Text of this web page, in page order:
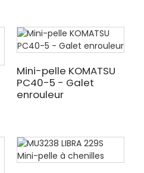
Mini-pelle KOMATSU
PC40-5 - Galet
enrouleur